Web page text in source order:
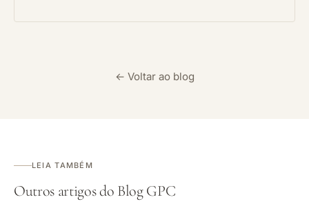
← Voltar ao blog
LEIA TAMBÉM
Outros artigos do Blog GPC